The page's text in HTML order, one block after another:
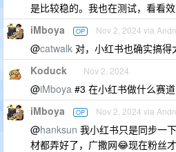
是比较稳的。我也在测试，看看效
iMboya OP Nov 2, 2024 via
@catwalk 对，小红书也确实搞得
Koduck Nov 2, 2024
@iMboya #3 在小红书做什么赛
iMboya OP Nov 2, 2024 via
@hanksun 我小红书只是同步一
材都弄好了，广撒网😂现在粉丝